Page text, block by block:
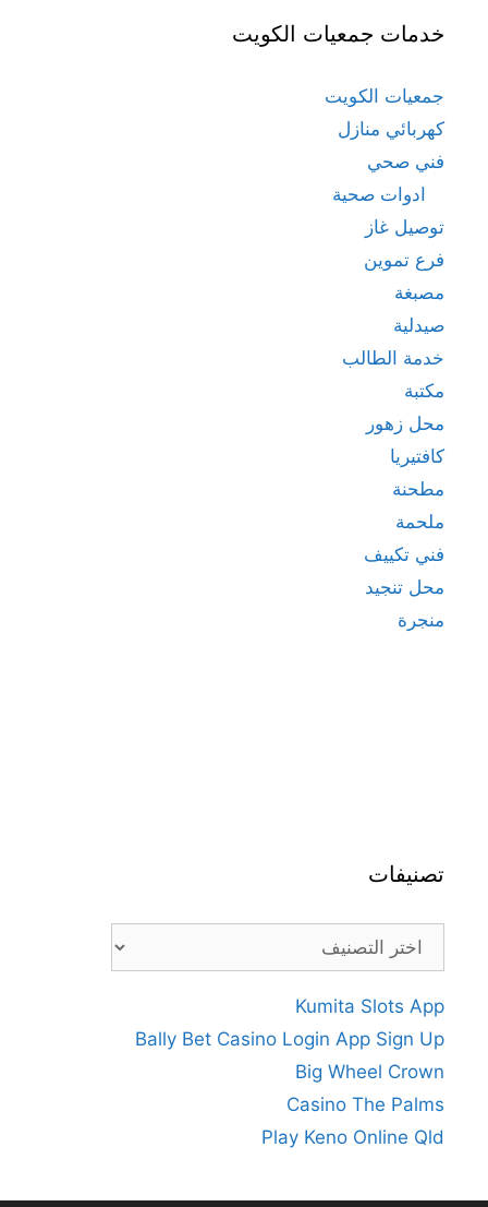
خدمات جمعيات الكويت
جمعيات الكويت
كهربائي منازل
فني صحي
ادوات صحية
توصيل غاز
فرع تموين
مصبغة
صيدلية
خدمة الطالب
مكتبة
محل زهور
كافتيريا
مطحنة
ملحمة
فني تكييف
محل تنجيد
منجرة
تصنيفات
تصنيفات
Kumita Slots App
Bally Bet Casino Login App Sign Up
Big Wheel Crown
Casino The Palms
Play Keno Online Qld